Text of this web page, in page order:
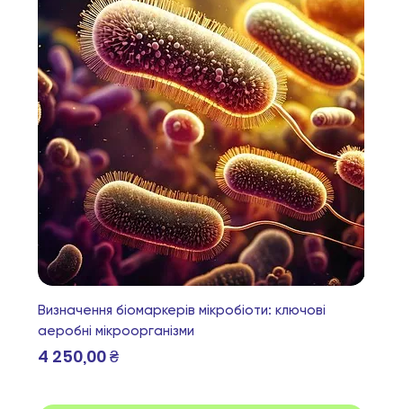
Визначення біомаркерів мікробіоти: ключові
аеробні мікроорганізми
Ціна
4 250,00 ₴